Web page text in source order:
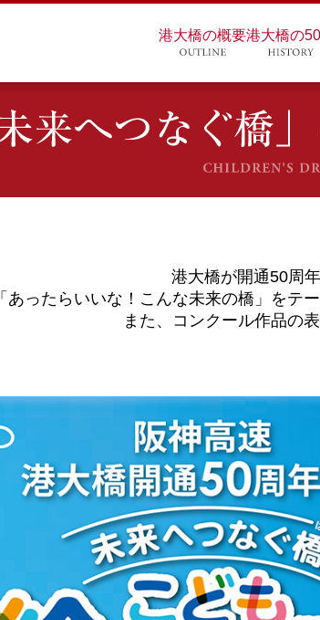
港大橋の概要港大橋の
港大橋が開通50周
「あったらいいな！こんな未来の橋」をテ
また、コンクール作品の